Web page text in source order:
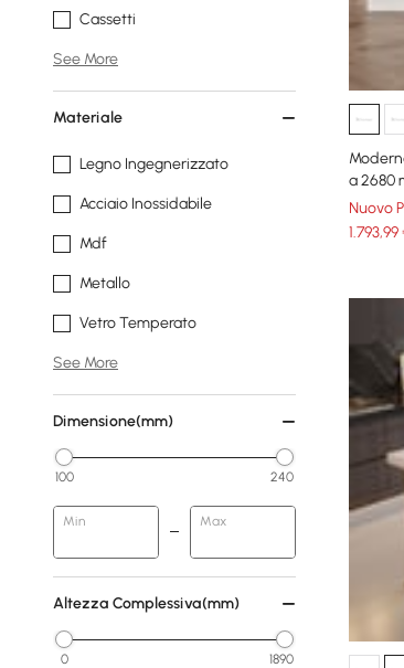
Cassetti
See More
Materiale
Legno Ingegnerizzato
Acciaio Inossidabile
Mdf
Metallo
Vetro Temperato
See More
Dimensione(mm)
100 240
Min Max
Altezza Complessiva(mm)
0 1890
a 2680
Nuovo
1.793,99